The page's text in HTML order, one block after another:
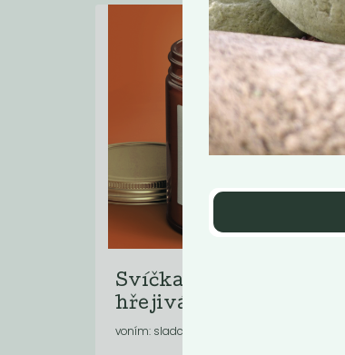
Svíčka Difera -
hřejivá...
voním: sladce . kořenitě . ovocně